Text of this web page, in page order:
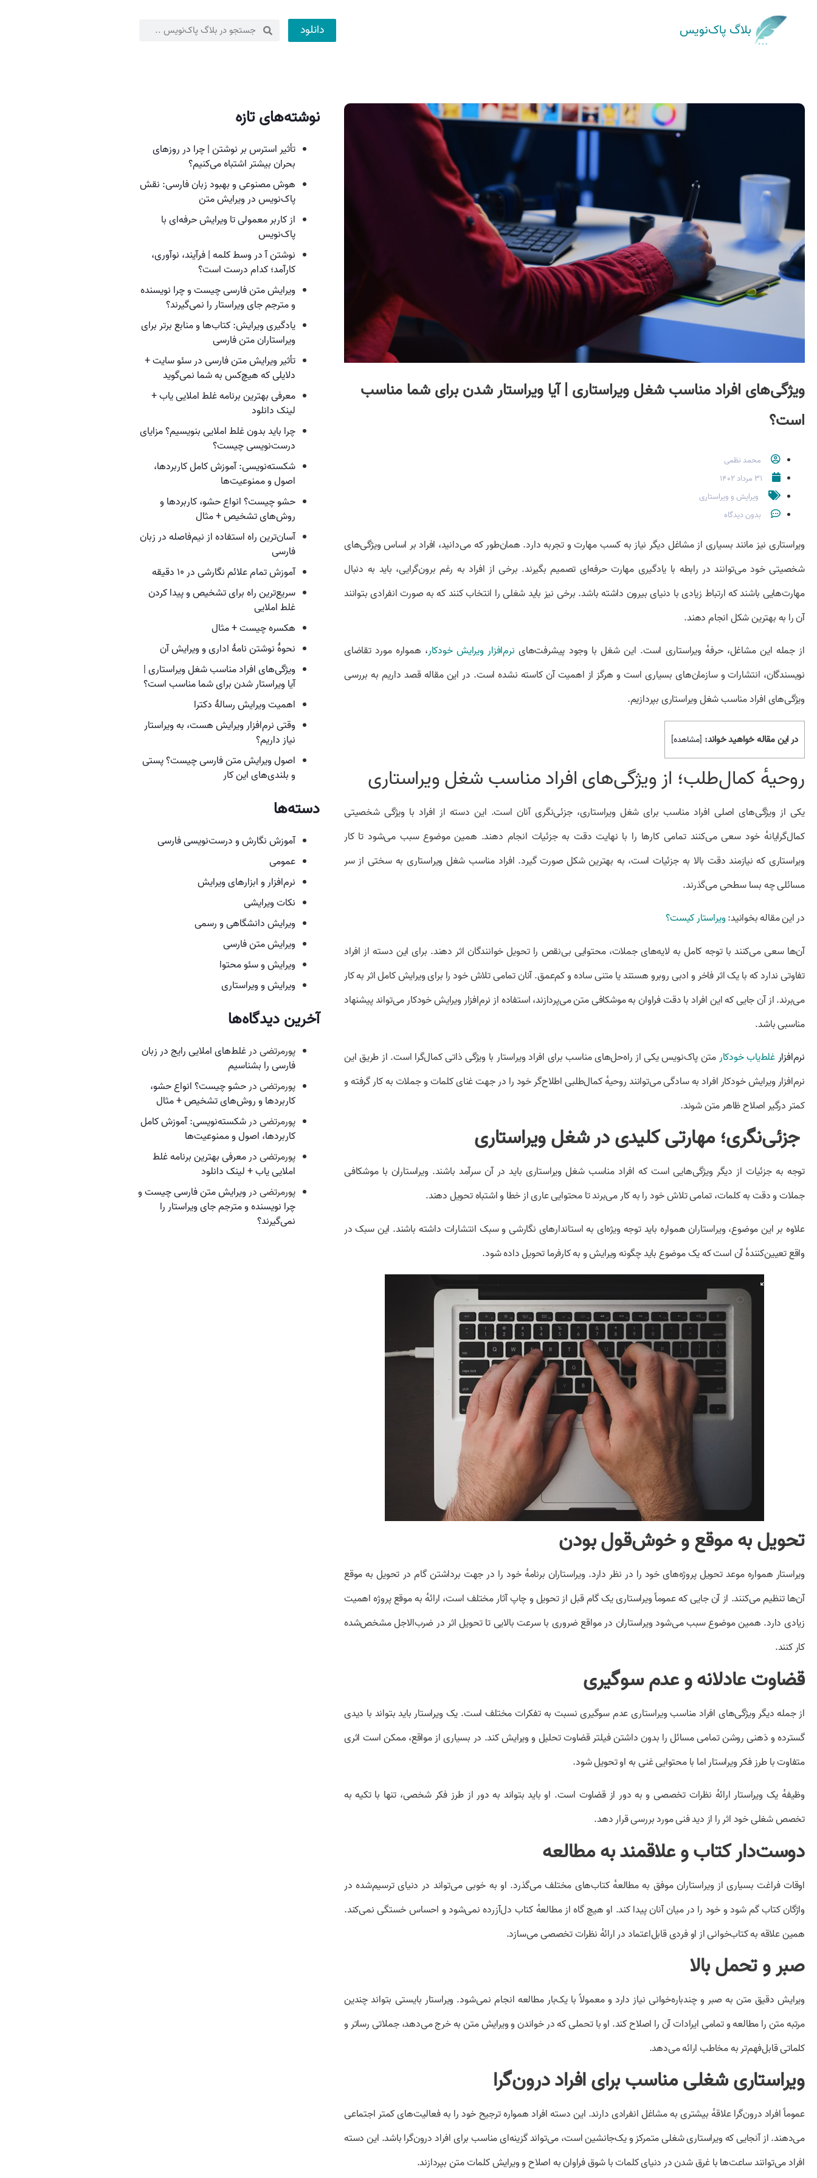
بلاگ پاک‌نویس دانلود
ویژگی‌های افراد مناسب شغل ویراستاری | آیا ویراستار شدن برای شما مناسب
است؟
محمد نظمی
۳۱ مرداد ۱۴۰۲
ویرایش و ویراستاری
بدون دیدگاه
ویراستاری نیز مانند بسیاری از مشاغل دیگر نیاز به کسب مهارت و تجربه دارد. همان‌طور که می‌دانید، افراد بر اساس ویژگی‌های
شخصیتی خود می‌توانند در رابطه با یادگیری مهارت حرفه‌ای تصمیم بگیرند. برخی از افراد به رغم برون‌گرایی، باید به دنبال
مهارت‌هایی باشند که ارتباط زیادی با دنیای بیرون داشته باشد. برخی نیز باید شغلی را انتخاب کنند که به صورت انفرادی بتوانند
آن را به بهترین شکل انجام دهند.
از جمله این مشاغل، حرفهٔ ویراستاری است. این شغل با وجود پیشرفت‌های نرم‌افزار ویرایش خودکار، همواره مورد تقاضای
نویسندگان، انتشارات و سازمان‌های بسیاری است و هرگز از اهمیت آن کاسته نشده است. در این مقاله قصد داریم به بررسی
ویژگی‌های افراد مناسب شغل ویراستاری بپردازیم.
در این مقاله خواهید خواند: [مشاهده]
روحیهٔ کمال‌طلب؛ از ویژگی‌های افراد مناسب شغل ویراستاری
یکی از ویژگی‌های اصلی افراد مناسب برای شغل ویراستاری، جزئی‌نگری آنان است. این دسته از افراد با ویژگی شخصیتی
کمال‌گرایانهٔ خود سعی می‌کنند تمامی کارها را با نهایت دقت به جزئیات انجام دهند. همین موضوع سبب می‌شود تا کار
ویراستاری که نیازمند دقت بالا به جزئیات است، به بهترین شکل صورت گیرد. افراد مناسب شغل ویراستاری به سختی از سر
مسائلی چه بسا سطحی می‌گذرند.
در این مقاله بخوانید:ویراستار کیست؟
آن‌ها سعی می‌کنند با توجه کامل به لایه‌های جملات، محتوایی بی‌نقص را تحویل خوانندگان اثر دهند. برای این دسته از افراد
تفاوتی ندارد که با یک اثر فاخر و ادبی روبرو هستند یا متنی ساده و کم‌عمق. آنان تمامی تلاش خود را برای ویرایش کامل اثر به کار
می‌برند. از آن‌ جایی که این افراد با دقت فراوان به موشکافی متن می‌پردازند، استفاده از نرم‌افزار ویرایش خودکار می‌تواند پیشنهاد
مناسبی باشد.
نرم‌افزارغلط‌یاب خودکارمتن پاک‌نویس یکی از راه‌حل‌های مناسب برای افراد ویراستار با ویژگی ذاتی کمال‌گرا است. از طریق این
نرم‌افزار ویرایش خودکار افراد به سادگی می‌توانند روحیهٔ کمال‌طلبی اطلاح‌گر خود را در جهت غنای کلمات و جملات به کار گرفته و
کمتر درگیر اصلاح ظاهر متن شوند.
جزئی‌نگری؛ مهارتی کلیدی در شغل ویراستاری
توجه به جزئیات از دیگر ویژگی‌هایی است که افراد مناسب شغل ویراستاری باید در آن سرآمد باشند. ویراستاران با موشکافی
جملات و دقت به کلمات، تمامی تلاش خود را به کار می‌برند تا محتوایی عاری از خطا و اشتباه تحویل دهند.
علاوه بر این موضوع، ویراستاران همواره باید توجه ویژه‌ای به استاندارهای نگارشی و سبک انتشارات داشته باشند. این سبک در
واقع تعیین‌کنندهٔ آن است که یک موضوع باید چگونه ویرایش و به کارفرما تحویل داده شود.
تحویل به موقع و خوش‌قول بودن
ویراستار همواره موعد تحویل پروژه‌های خود را در نظر دارد. ویراستاران برنامهٔ خود را در جهت برداشتن گام در تحویل به موقع
آن‌ها تنظیم می‌کنند. از آن‌ جایی که عموماً ویراستاری یک گام قبل از تحویل و چاپ آثار مختلف است، ارائهٔ به موقع پروژه اهمیت
زیادی دارد. همین موضوع سبب می‌شود ویراستاران در مواقع ضروری با سرعت بالایی تا تحویل اثر در ضرب‌الاجل مشخص‌شده
کار کنند.
قضاوت عادلانه و عدم سوگیری
از جمله دیگر ویژگی‌های افراد مناسب ویراستاری عدم سوگیری نسبت به تفکرات مختلف است. یک ویراستار باید بتواند با دیدی
گسترده و ذهنی روشن تمامی مسائل را بدون داشتن فیلتر قضاوت تحلیل و ویرایش کند. در بسیاری از مواقع، ممکن است اثری
متفاوت با طرز فکر ویراستار اما با محتوایی غنی به او تحویل شود.
وظیفهٔ یک ویراستار ارائهٔ نظرات تخصصی و به دور از قضاوت است. او باید بتواند به دور از طرز فکر شخصی، تنها با تکیه به
تخصص شغلی خود اثر را از دید فنی مورد بررسی قرار دهد.
دوست‌دار کتاب و علاقمند به مطالعه
اوقات فراغت بسیاری از ویراستاران موفق به مطالعهٔ کتاب‌های مختلف می‌گذرد. او به خوبی می‌تواند در دنیای ترسیم‌شده در
واژگان کتاب گم شود و خود را در میان آنان پیدا کند. او هیچ گاه از مطالعهٔ کتاب دل‌آزرده نمی‌شود و احساس خستگی نمی‌کند.
همین علاقه به کتاب‌خوانی از او فردی قابل‌اعتماد در ارائهٔ نظرات تخصصی می‌سازد.
صبر و تحمل بالا
ویرایش دقیق متن به صبر و چندباره‌خوانی نیاز دارد و معمولاً با یک‌بار مطالعه انجام نمی‌شود. ویراستار بایستی بتواند چندین
مرتبه متن را مطالعه و تمامی ایرادات آن را اصلاح کند. او با تحملی که در خواندن و ویرایش متن به خرج می‌دهد، جملاتی رساتر و
کلماتی قابل‌فهم‌تر به مخاطب ارائه می‌دهد.
ویراستاری شغلی مناسب برای افراد درون‌گرا
عموماً افراد درون‌گرا علاقهٔ بیشتری به مشاغل انفرادی دارند. این دسته افراد همواره ترجیح خود را به فعالیت‌های کمتر اجتماعی
می‌دهند. از آنجایی که ویراستاری شغلی متمرکز و یک‌جانشین است، می‌تواند گزینه‌ای مناسب برای افراد درون‌گرا باشد. این دسته
افراد می‌توانند ساعت‌ها با غرق شدن در دنیای کلمات با شوق فراوان به اصلاح و ویرایش کلمات متن بپردازند.
نوشته‌های تازه
تأثیر استرس بر نوشتن | چرا در روزهای
بحران بیشتر اشتباه می‌کنیم؟
هوش مصنوعی و بهبود زبان فارسی: نقش
پاک‌نویس در ویرایش متن
از کاربر معمولی تا ویرایش حرفه‌ای با
پاک‌نویس
نوشتن آ در وسط کلمه | فرآیند، نوآوری،
کارآمد؛ کدام درست است؟
ویرایش متن فارسی چیست و چرا نویسنده
و مترجم جای ویراستار را نمی‌گیرند؟
یادگیری ویرایش: کتاب‌ها و منابع برتر برای
ویراستاران متن فارسی
تأثیر ویرایش متن فارسی در سئو سایت +
دلایلی که هیچ‌کس به شما نمی‌گوید
معرفی بهترین برنامه غلط املایی یاب +
لینک دانلود
چرا باید بدون غلط املایی بنویسیم؟ مزایای
درست‌نویسی چیست؟
شکسته‌نویسی: آموزش کامل کاربردها،
اصول و ممنوعیت‌ها
حشو چیست؟ انواع حشو، کاربردها و
روش‌های تشخیص + مثال
آسان‌ترین راه استفاده از نیم‌فاصله در زبان
فارسی
آموزش تمام علائم نگارشی در ۱۰ دقیقه
سریع‌ترین راه برای تشخیص و پیدا کردن
غلط املایی
هکسره چیست + مثال
نحوهٔ نوشتن نامهٔ اداری و ویرایش آن
ویژگی‌های افراد مناسب شغل ویراستاری |
آیا ویراستار شدن برای شما مناسب است؟
اهمیت ویرایش رسالهٔ دکترا
وقتی نرم‌افزار ویرایش هست،‌ به ویراستار
نیاز داریم؟
اصول ویرایش متن فارسی چیست؟ پستی
و بلندی‌های این کار
دسته‌ها
آموزش نگارش و درست‌نویسی فارسی
عمومی
نرم‌افزار و ابزارهای ویرایش
نکات ویرایشی
ویرایش دانشگاهی و رسمی
ویرایش متن فارسی
ویرایش و سئو محتوا
ویرایش و ویراستاری
آخرین دیدگاه‌ها
پورمرتضیدرغلط‌های املایی رایج در زبان
فارسی را بشناسیم
پورمرتضیدرحشو چیست؟ انواع حشو،
کاربردها و روش‌های تشخیص + مثال
پورمرتضیدرشکسته‌نویسی: آموزش کامل
کاربردها، اصول و ممنوعیت‌ها
پورمرتضیدرمعرفی بهترین برنامه غلط
املایی یاب + لینک دانلود
پورمرتضیدرویرایش متن فارسی چیست و
چرا نویسنده و مترجم جای ویراستار را
نمی‌گیرند؟